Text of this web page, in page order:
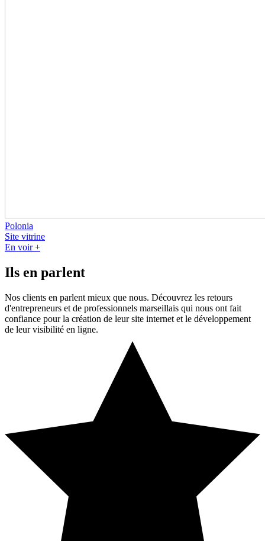
Polonia
Site vitrine
En voir +
Ils en parlent
Nos clients en parlent mieux que nous. Découvrez les retours
d'entrepreneurs et de professionnels marseillais qui nous ont fait
confiance pour la création de leur site internet et le développement
de leur visibilité en ligne.